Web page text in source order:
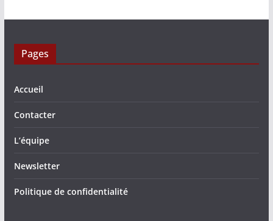
Pages
Accueil
Contacter
L’équipe
Newsletter
Politique de confidentialité